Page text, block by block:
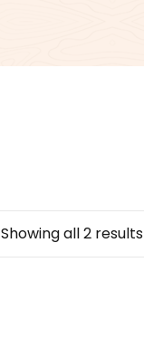
Showing all 2 results